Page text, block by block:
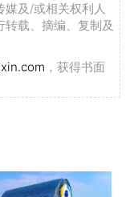
及/或相关权利人
载、摘编、复制及
，获得书面